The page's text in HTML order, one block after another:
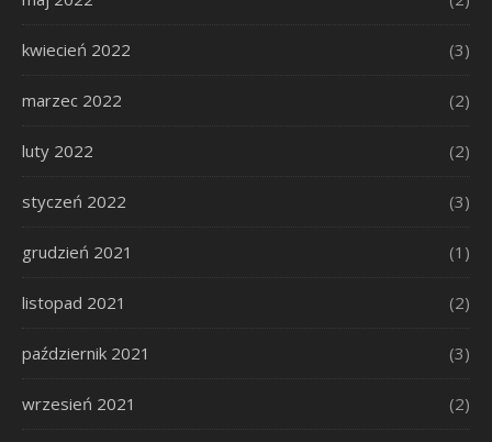
kwiecień 2022 (3)
marzec 2022 (2)
luty 2022 (2)
styczeń 2022 (3)
grudzień 2021 (1)
listopad 2021 (2)
październik 2021 (3)
wrzesień 2021 (2)